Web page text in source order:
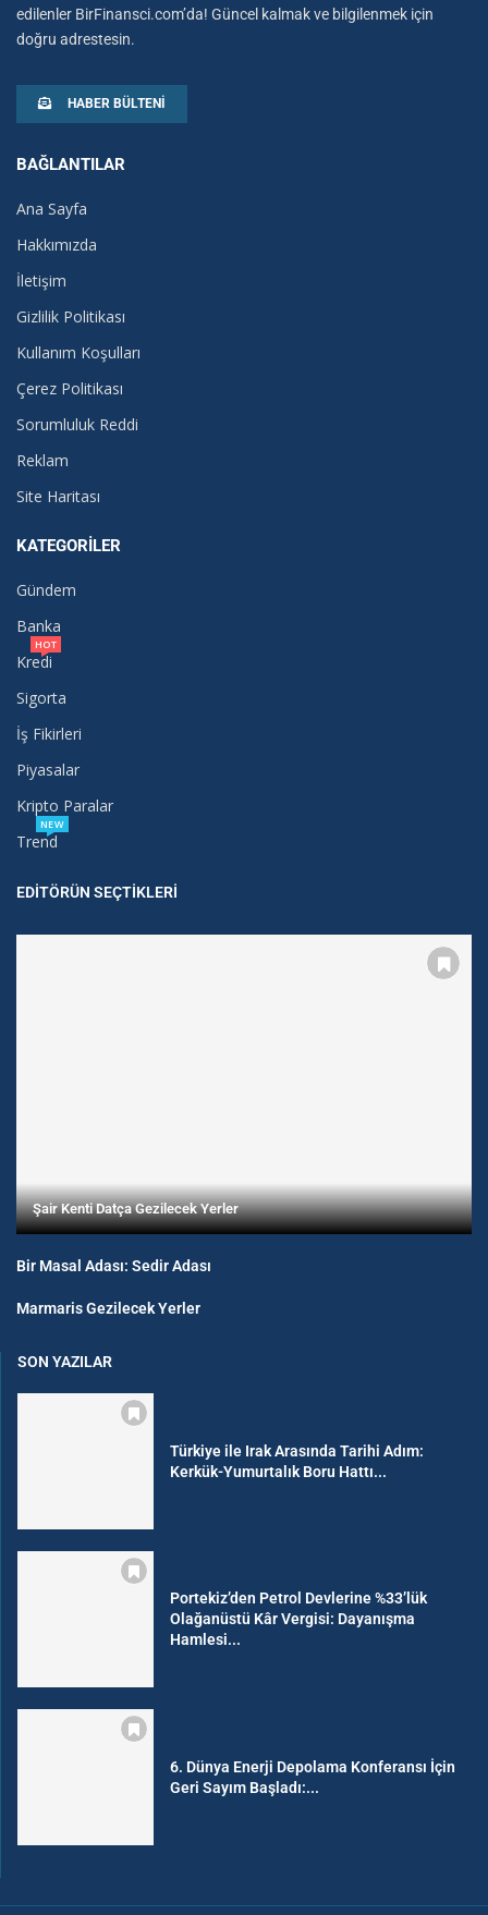
edilenler BirFinansci.com’da! Güncel kalmak ve bilgilenmek için
doğru adrestesin.
HABER BÜLTENI
BAĞLANTILAR
Ana Sayfa
Hakkımızda
İletişim
Gizlilik Politikası
Kullanım Koşulları
Çerez Politikası
Sorumluluk Reddi
Reklam
Site Haritası
KATEGORILER
Gündem
Banka
Kredi
HOT
Sigorta
İş Fikirleri
Piyasalar
Kripto Paralar
Trend
NEW
EDITÖRÜN SEÇTIKLERI
Şair Kenti Datça Gezilecek Yerler
Bir Masal Adası: Sedir Adası
Marmaris Gezilecek Yerler
SON YAZILAR
Türkiye ile Irak Arasında Tarihi Adım:
Kerkük-Yumurtalık Boru Hattı...
Portekiz’den Petrol Devlerine %33’lük
Olağanüstü Kâr Vergisi: Dayanışma
Hamlesi...
6. Dünya Enerji Depolama Konferansı İçin
Geri Sayım Başladı:...